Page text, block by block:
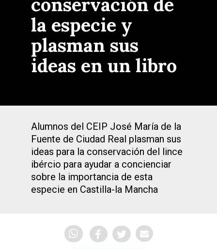
la especie y
plasman sus
ideas en un libro
Alumnos del CEIP José María de la
Fuente de Ciudad Real plasman sus
ideas para la conservación del lince
ibércio para ayudar a concienciar
sobre la importancia de esta
especie en Castilla-la Mancha